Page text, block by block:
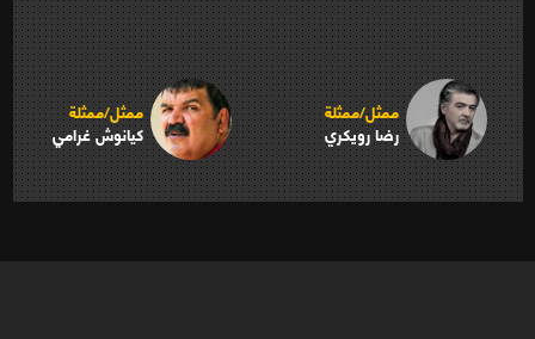
ممثل/ممثلة
رضا رويكري
ممثل/ممثلة
كيانوش غرامي